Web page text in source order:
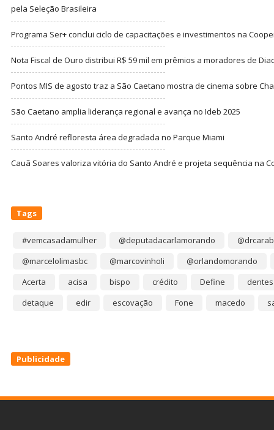
pela Seleção Brasileira
Programa Ser+ conclui ciclo de capacitações e investimentos na
Nota Fiscal de Ouro distribui R$ 59 mil em prêmios a moradores de
Pontos MIS de agosto traz a São Caetano mostra de cinema sobre
São Caetano amplia liderança regional e avança no Ideb 2025
Santo André refloresta área degradada no Parque Miami
Cauã Soares valoriza vitória do Santo André e projeta sequência na
Tags
#vemcasadamulher @deputadacarlamorando
@marcelolimasbc
@marcovinholi
@orlandomorando
Acerta
acisa bispo crédito Define
dentes
detaque
edir escovação Fone macedo
Publicidade